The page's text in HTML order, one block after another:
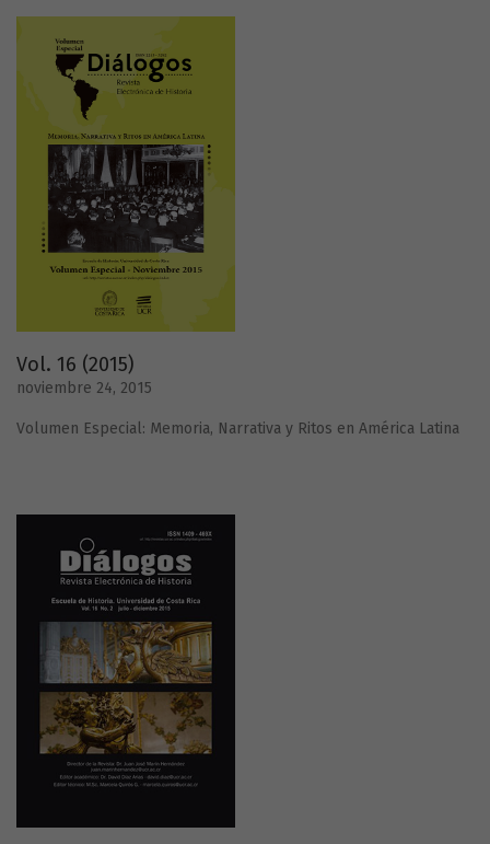
Vol. 16 (2015)
noviembre 24, 2015
Volumen Especial: Memoria, Narrativa y Ritos en América Latina